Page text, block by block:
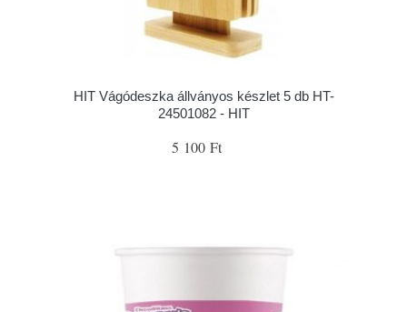
HIT Vágódeszka állványos készlet 5 db HT-
24501082 - HIT
5 100 Ft